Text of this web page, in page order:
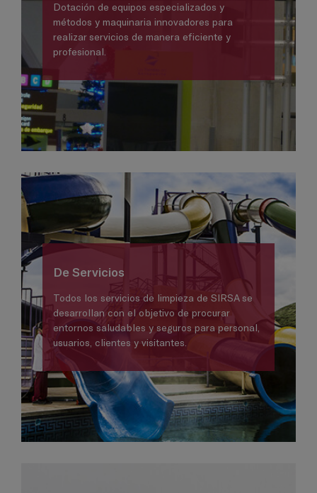
Dotación de equipos especializados y
métodos y maquinaria innovadores para
realizar servicios de manera eficiente y
profesional.
De Servicios
Todos los servicios de limpieza de SIRSA se
desarrollan con el objetivo de procurar
entornos saludables y seguros para personal,
usuarios, clientes y visitantes.